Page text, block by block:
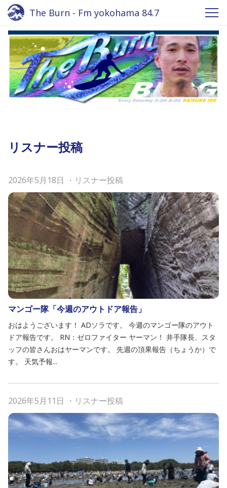
The Burn - Fm yokohama 84.7
リスナー投稿
2026年5月18日 ・ リスナー投稿
マンゴー隊「今週のアウトドア報告」
おはようございます！ ADソラです。 今週のマンゴー隊のアウト
ドア報告です。 RN：ゼロファイター ヤーマン！ 井手隊長、スタ
ッフの皆さんおはヤーマンです。 先週の頂果報告（ちょうか）で
す。 天気予報...
2026年5月11日 ・ リスナー投稿